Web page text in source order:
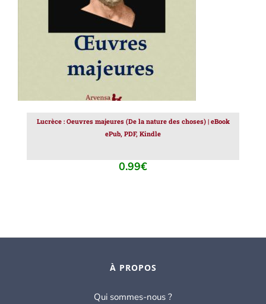
Lucrèce : Oeuvres majeures (De la nature des choses) | eBook
ePub, PDF, Kindle
0.99€
À PROPOS
Qui sommes-nous ?